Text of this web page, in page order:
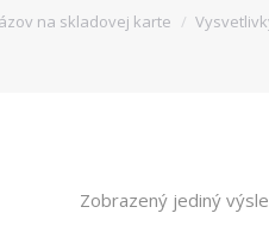
na skladovej karte
Zobrazený jediný